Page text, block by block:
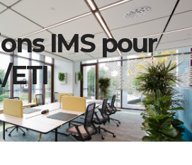
IMS pour
ETI